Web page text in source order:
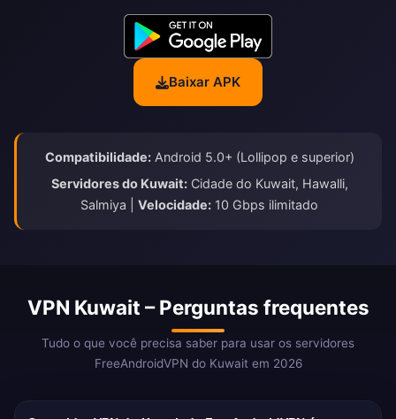
Baixar APK
Compatibilidade:Android 5.0+ (Lollipop e superior)
Servidores do Kuwait:Cidade do Kuwait, Hawalli,
Salmiya | Velocidade: 10 Gbps ilimitado
VPN Kuwait – Perguntas frequentes
Tudo o que você precisa saber para usar os servidores
FreeAndroidVPN do Kuwait em 2026